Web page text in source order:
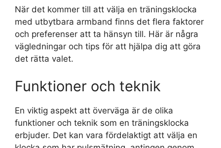
När det kommer till att välja en träningsklocka
med utbytbara armband finns det flera faktorer
och preferenser att ta hänsyn till. Här är några
vägledningar och tips för att hjälpa dig att göra
det rätta valet.
Funktioner och teknik
En viktig aspekt att överväga är de olika
funktioner och teknik som en träningsklocka
erbjuder. Det kan vara fördelaktigt att välja en